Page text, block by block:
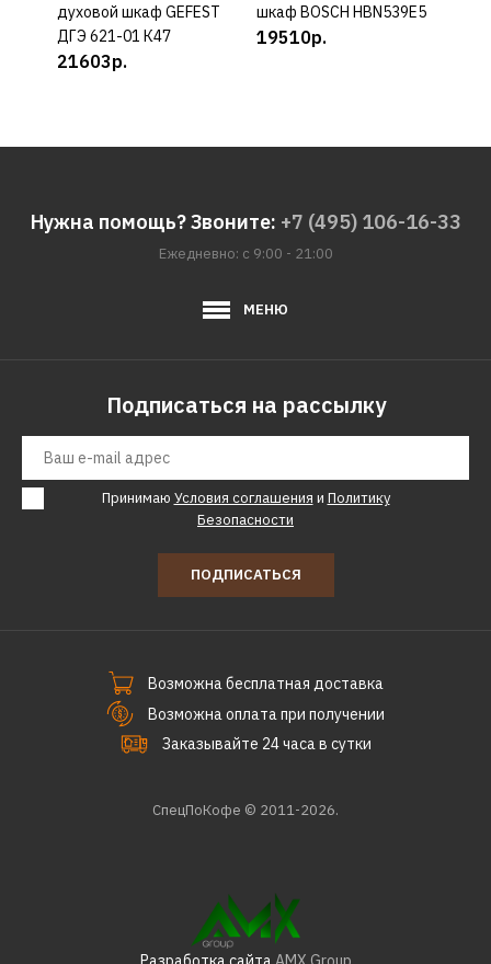
духовой шкаф GEFEST
ДГЭ 621-01 К47
21603р.
шкаф BOSCH HBN539E5
19510р.
Нужна помощь? Звоните: +7 (495) 106-16-33
Ежедневно: с 9:00 - 21:00
МЕНЮ
Подписаться на рассылку
Принимаю Условия соглашения и Политику
Безопасности
ПОДПИСАТЬСЯ
Возможна бесплатная доставка
Возможна оплата при получении
Заказывайте 24 часа в сутки
СпецПоКофе © 2011-2026.